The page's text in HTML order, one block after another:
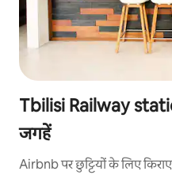
Tbilisi Railway
जगहें
Airbnb पर छुट्टियों के लिए